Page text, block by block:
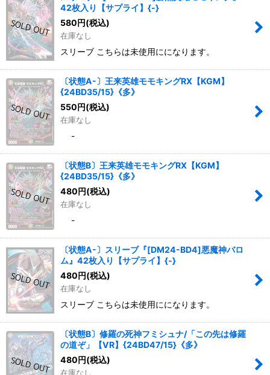
42枚入り【サプライ】{-}
580円(税込)
在庫なし
スリーブ こちらは未使用にになります。
〔状態A-〕王来英雄モモキングRX【KGM】
{24BD35/15}《多》
550円(税込)
在庫なし
-
〔状態B〕王来英雄モモキングRX【KGM】
{24BD35/15}《多》
480円(税込)
在庫なし
-
〔状態A-〕スリーブ『[DM24-BD4]悪魔神バロ
ム』42枚入り【サプライ】{-}
480円(税込)
在庫なし
スリーブ こちらは未使用にになります。
〔状態B〕修羅の死神フミシュナ/「この先は修羅
の道ぞ」【VR】{24BD47/15}《多》
480円(税込)
在庫なし